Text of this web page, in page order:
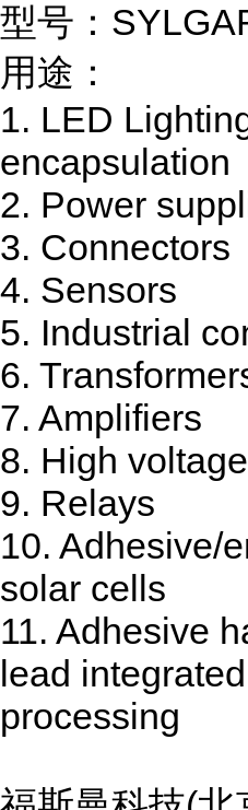
型号：
用途：
1. LED
encapsulation
2. Power
3. Connectors
4. Sensors
5. Industrial
6.
7. Amplifiers
8. High
9. Relays
10. Adhesive/
solar cells
11. Adhesive
lead
processing